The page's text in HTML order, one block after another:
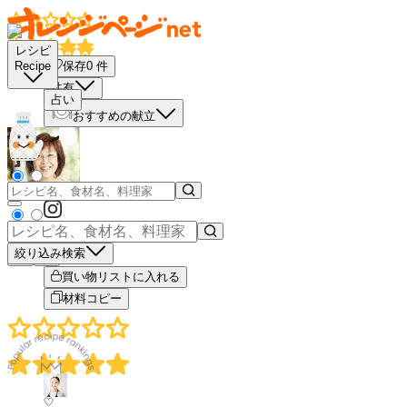
レシピ
Recipe
占い
絞り込み検索
保存0 件
共有
おすすめの献立
－
＋
買い物リストに入れる
材料コピー